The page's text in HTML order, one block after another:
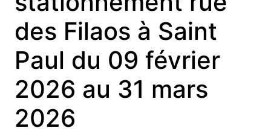
des Filaos à Saint
Paul du 09 février
2026 au 31 mars
2026